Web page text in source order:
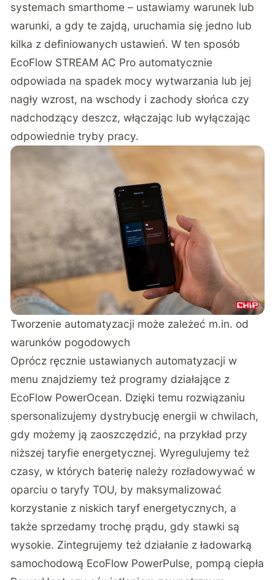
systemach smarthome – ustawiamy warunek lub
warunki, a gdy te zajdą, uruchamia się jedno lub
kilka z definiowanych ustawień. W ten sposób
EcoFlow STREAM AC Pro automatycznie
odpowiada na spadek mocy wytwarzania lub jej
nagły wzrost, na wschody i zachody słońca czy
nadchodzący deszcz, włączając lub wyłączając
odpowiednie tryby pracy.
Tworzenie automatyzacji może zależeć m.in. od
warunków pogodowych
Oprócz ręcznie ustawianych automatyzacji w
menu znajdziemy też programy działające z
EcoFlow PowerOcean. Dzięki temu rozwiązaniu
spersonalizujemy dystrybucję energii w chwilach,
gdy możemy ją zaoszczędzić, na przykład przy
niższej taryfie energetycznej. Wyregulujemy też
czasy, w których baterię należy rozładowywać w
oparciu o taryfy TOU, by maksymalizować
korzystanie z niskich taryf energetycznych, a
także sprzedamy trochę prądu, gdy stawki są
wysokie. Zintegrujemy też działanie z ładowarką
samochodową EcoFlow PowerPulse, pompą ciepła